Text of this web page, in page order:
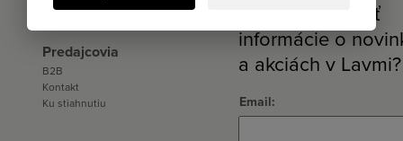
Predajcovia
B2B
Kontakt
Ku stiahnutiu
Chcete dostávať
informácie o
a akciách v Lavmi?
Email